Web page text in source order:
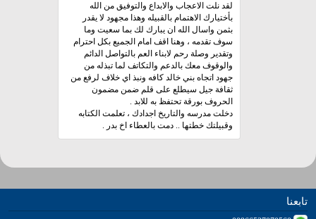
لقد نلت الاعجاب والابداع والتوفيق من الله
بأختيارك الاهتمام بالقبيله وهذا مجهود لا يقدر
بثمن واسال الله ان يبارك لك بما سعيت وما
سوف تقدمه ، وهنا اقف امام الجميع بكل احترام
وتقدير وصلة رحم لابناء العم بالتواصل الدائم
والوقوف معك بالدعم والتكاتف لما تبذله من
جهود اتجاه بني خالد كافه ونبذ اي خلاف لرفع من
ثقافة جيل سيطلع على قلم ضمن مضمون
الحروف بورقة تحتفظ به للابد .
دخلت مدرسه والتاريخ اجدادك ، تعلمت الكتابه
وقبيلتك خطتها .. دمت بالعطاء اخ بدر .
تابعنا